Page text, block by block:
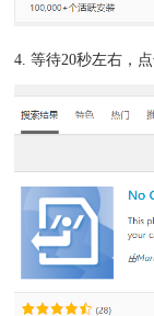
4. 等待20秒左右，